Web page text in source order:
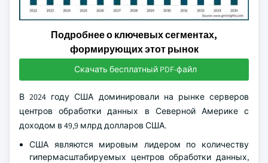
Подробнее о ключевых сегментах,
формирующих этот рынок
Скачать бесплатный PDF-файл
В 2024 году США доминировали на рынке серверов
центров обработки данных в Северной Америке с
доходом в 49,9 млрд долларов США.
США являются мировым лидером по количеству
гипермасштабируемых центров обработки данных,